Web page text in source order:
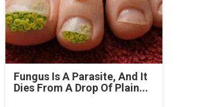
Fungus Is A Parasite, And It
Dies From A Drop Of Plain...